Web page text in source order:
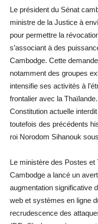
Le président du Sénat
ministre de la Justice à
pour permettre la
s’associant à des
Cambodge. Cette
notamment des groupes
intensifie ses activités à
frontalier avec la
Constitution actuelle
toutefois des précédents
roi Norodom Sihanouk
Le ministère des Postes
Cambodge a lancé un
augmentation significative
web et systèmes en ligne
recrudescence des